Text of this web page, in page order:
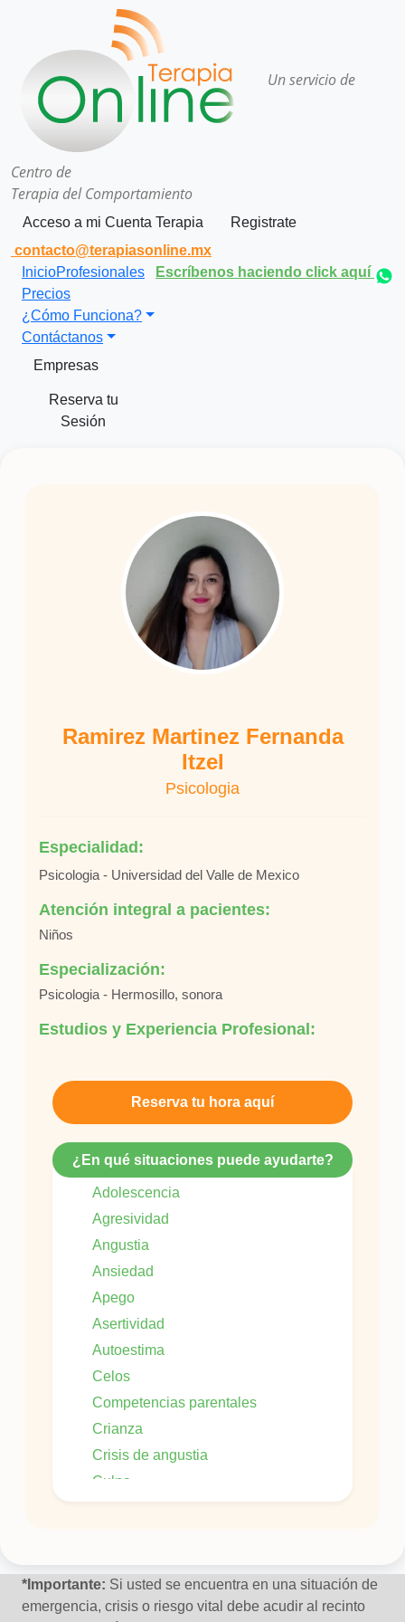
Un servicio de
Centro de
Terapia del Comportamiento
Acceso a mi Cuenta Terapia
Registrate
contacto@terapiasonline.mx
Escríbenos haciendo click aquí
InicioProfesionales
Precios
¿Cómo Funciona?
Contáctanos
Empresas
Reserva tu
Sesión
Ramirez Martinez Fernanda
Itzel
Psicologia
Especialidad:
Psicologia - Universidad del Valle de Mexico
Atención integral a pacientes:
Niños
Especialización:
Psicologia - Hermosillo, sonora
Estudios y Experiencia Profesional:
Reserva tu hora aquí
¿En qué situaciones puede ayudarte?
Adolescencia
Agresividad
Angustia
Ansiedad
Apego
Asertividad
Autoestima
Celos
Competencias parentales
Crianza
Crisis de angustia
Culpa
Impulsividad
Infidelidad
*Importante: Si usted se encuentra en una situación de
emergencia, crisis o riesgo vital debe acudir al recinto